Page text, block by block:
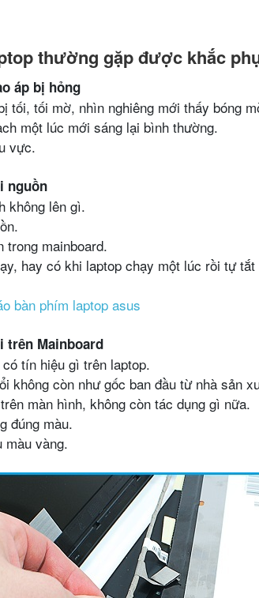
thường gặp được khắc
áp bị hỏng
tối, tối mờ, nhìn nghiêng mới thấy bóng
một lúc mới sáng lại bình thường.
vực.
nguồn
không lên gì.
trong mainboard.
hay có khi laptop chạy một lúc rồi tự tắt
bàn phím laptop asus
trên Mainboard
tín hiệu gì trên laptop.
không còn như gốc ban đầu từ nhà sản
màn hình, không còn tác dụng gì nữa.
đúng màu.
màu vàng.